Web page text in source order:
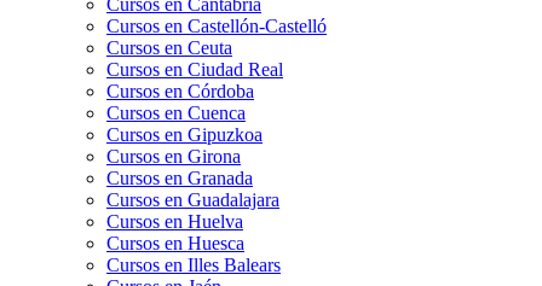
Cursos en Cantabria
Cursos en Castellón-Castelló
Cursos en Ceuta
Cursos en Ciudad Real
Cursos en Córdoba
Cursos en Cuenca
Cursos en Gipuzkoa
Cursos en Girona
Cursos en Granada
Cursos en Guadalajara
Cursos en Huelva
Cursos en Huesca
Cursos en Illes Balears